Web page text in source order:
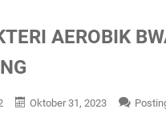
AEROBIK
Oktober 31, 2023